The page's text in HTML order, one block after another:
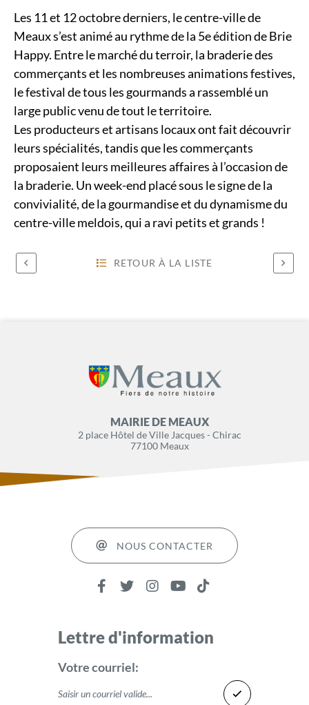
Les 11 et 12 octobre derniers, le centre-ville de
Meaux s’est animé au rythme de la 5e édition de Brie
Happy. Entre le marché du terroir, la braderie des
commerçants et les nombreuses animations festives,
le festival de tous les gourmands a rassemblé un
large public venu de tout le territoire.
Les producteurs et artisans locaux ont fait découvrir
leurs spécialités, tandis que les commerçants
proposaient leurs meilleures affaires à l’occasion de
la braderie. Un week-end placé sous le signe de la
convivialité, de la gourmandise et du dynamisme du
centre-ville meldois, qui a ravi petits et grands !
RETOUR À LA LISTE
MAIRIE DE MEAUX
2 place Hôtel de Ville Jacques - Chirac
77100 Meaux
NOUS CONTACTER
Lettre d'information
Votre courriel: